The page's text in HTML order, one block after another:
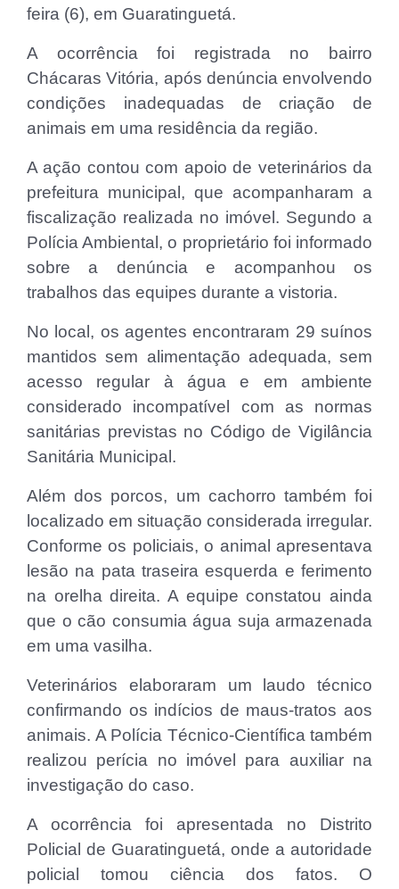
feira (6), em Guaratinguetá.
A ocorrência foi registrada no bairro
Chácaras Vitória, após denúncia envolvendo
condições inadequadas de criação de
animais em uma residência da região.
A ação contou com apoio de veterinários da
prefeitura municipal, que acompanharam a
fiscalização realizada no imóvel. Segundo a
Polícia Ambiental, o proprietário foi informado
sobre a denúncia e acompanhou os
trabalhos das equipes durante a vistoria.
No local, os agentes encontraram 29 suínos
mantidos sem alimentação adequada, sem
acesso regular à água e em ambiente
considerado incompatível com as normas
sanitárias previstas no Código de Vigilância
Sanitária Municipal.
Além dos porcos, um cachorro também foi
localizado em situação considerada irregular.
Conforme os policiais, o animal apresentava
lesão na pata traseira esquerda e ferimento
na orelha direita. A equipe constatou ainda
que o cão consumia água suja armazenada
em uma vasilha.
Veterinários elaboraram um laudo técnico
confirmando os indícios de maus-tratos aos
animais. A Polícia Técnico-Científica também
realizou perícia no imóvel para auxiliar na
investigação do caso.
A ocorrência foi apresentada no Distrito
Policial de Guaratinguetá, onde a autoridade
policial tomou ciência dos fatos. O